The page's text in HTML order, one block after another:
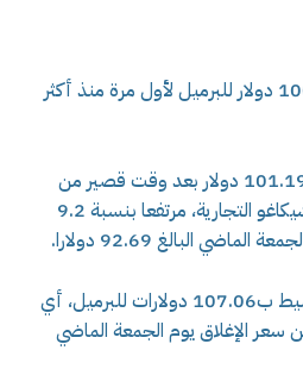
تجاوزت أسعار النفط حاجز 100 دولار للبرميل لأول مرة منذ أكثر
وبلغ سعر برميل خام برنت 101.19 دولار بعد وقت قصير من
استئناف التداول في بورصة شيكاغو التجارية، مرتفعا بنسبة 9.2
البالغ 92.69 دولارا.
وبيع خام غرب تكساس الوسيط ب107.06 دولارات للبرميل، أي
16.2 بالمائة عن سعر الإغلاق يوم الجمعة الماضي